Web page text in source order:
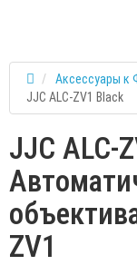
Аксессуары к
JJC ALC-ZV1 Black
JJC ALC-
ZV1